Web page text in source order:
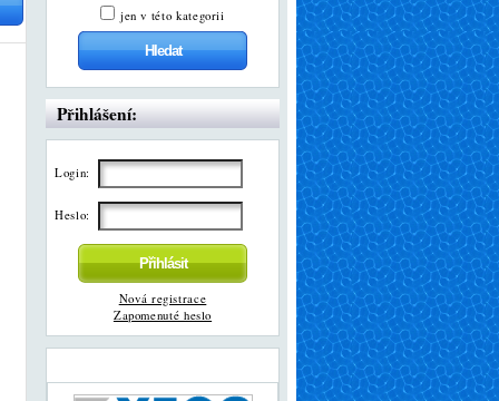
jen v této kategorii
Přihlášení:
Login:
Heslo:
Nová registrace
Zapomenuté heslo